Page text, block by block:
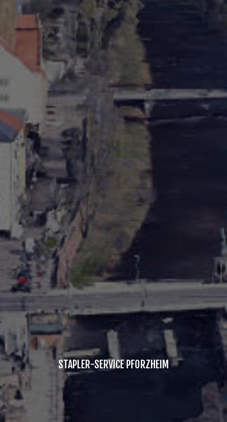
STAPLER-SERVICE PFORZHEIM